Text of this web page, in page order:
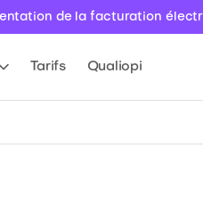
de la facturation
Tarifs Qualiopi